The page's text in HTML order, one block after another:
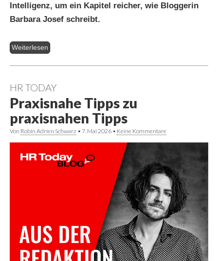
Intelligenz, um ein Kapitel reicher, wie Bloggerin
Barbara Josef schreibt.
Weiterlesen
HR TODAY
Praxisnahe Tipps zu
praxisnahen Tipps
Von Robin Adrien Schwarz • 7. Mai 2026 • Keine Kommentare